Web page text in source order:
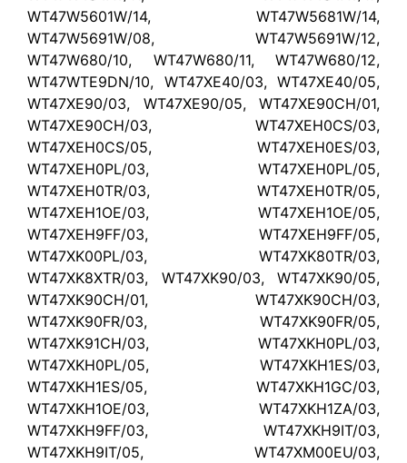
WT47W5601W/14, WT47W5681W/14,
WT47W5691W/08, WT47W5691W/12,
WT47W680/10, WT47W680/11, WT47W680/12,
WT47WTE9DN/10, WT47XE40/03, WT47XE40/05,
WT47XE90/03, WT47XE90/05, WT47XE90CH/01,
WT47XE90CH/03, WT47XEH0CS/03,
WT47XEH0CS/05, WT47XEH0ES/03,
WT47XEH0PL/03, WT47XEH0PL/05,
WT47XEH0TR/03, WT47XEH0TR/05,
WT47XEH1OE/03, WT47XEH1OE/05,
WT47XEH9FF/03, WT47XEH9FF/05,
WT47XK00PL/03, WT47XK80TR/03,
WT47XK8XTR/03, WT47XK90/03, WT47XK90/05,
WT47XK90CH/01, WT47XK90CH/03,
WT47XK90FR/03, WT47XK90FR/05,
WT47XK91CH/03, WT47XKH0PL/03,
WT47XKH0PL/05, WT47XKH1ES/03,
WT47XKH1ES/05, WT47XKH1GC/03,
WT47XKH1OE/03, WT47XKH1ZA/03,
WT47XKH9FF/03, WT47XKH9IT/03,
WT47XKH9IT/05, WT47XM00EU/03,